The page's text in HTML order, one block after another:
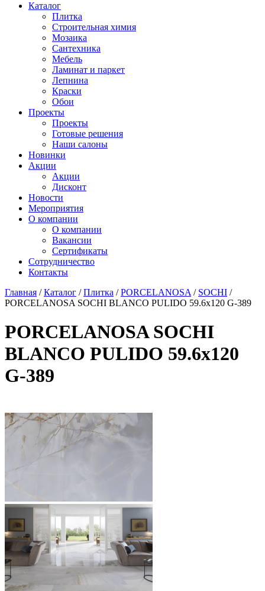
Каталог
Плитка
Строительная химия
Мозаика
Сантехника
Мебель
Ламинат и паркет
Лепнина
Краски
Обои
Проекты
Проекты
Готовые решения
Наши салоны
Новинки
Акции
Акции
Дисконт
Новости
Мероприятия
О компании
О компании
Вакансии
Сертификаты
Сотрудничество
Контакты
Главная /Каталог /Плитка /PORCELANOSA / SOCHI /
PORCELANOSA SOCHI BLANCO PULIDO 59.6х120 G-389
PORCELANOSA SOCHI
BLANCO PULIDO 59.6х120
G-389